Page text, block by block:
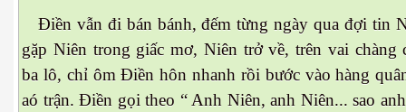
Điền vẫn đi bán bánh, đếm từng ngày qua đợi tin
gặp Niên trong giấc mơ, Niên trở về, trên vai chàng
ba lô, chỉ ôm Điền hôn nhanh rồi bước vào hàng
aó trận. Điền gọi theo “ Anh Niên, anh Niên... sao